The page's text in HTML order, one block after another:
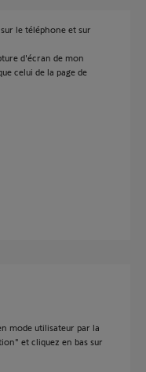
le téléphone et sur
d'écran de mon
celui de la page de
mode utilisateur par la
et cliquez en bas sur